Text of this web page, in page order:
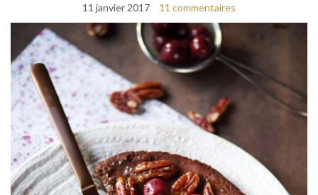
11 janvier 2017 11 commentaires